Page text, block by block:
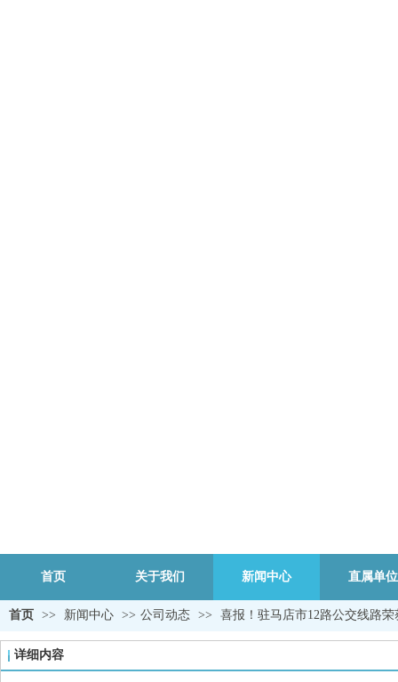
首页 关于我们 新闻中心 直属单位
首页 >> 新闻中心 >> 公司动态 >> 喜报！驻马店市12路公交线路
详细内容